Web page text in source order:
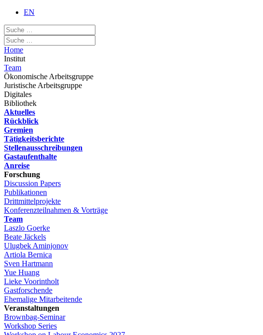
EN
Home
Institut
Team
Ökonomische Arbeitsgruppe
Juristische Arbeitsgruppe
Digitales
Bibliothek
Aktuelles
Rückblick
Gremien
Tätigkeitsberichte
Stellenausschreibungen
Gastaufenthalte
Anreise
Forschung
Discussion Papers
Publikationen
Drittmittelprojekte
Konferenzteilnahmen & Vorträge
Team
Laszlo Goerke
Beate Jäckels
Ulugbek Aminjonov
Artiola Bernica
Sven Hartmann
Yue Huang
Lieke Voorintholt
Gastforschende
Ehemalige Mitarbeitende
Veranstaltungen
Brownbag-Seminar
Workshop Series